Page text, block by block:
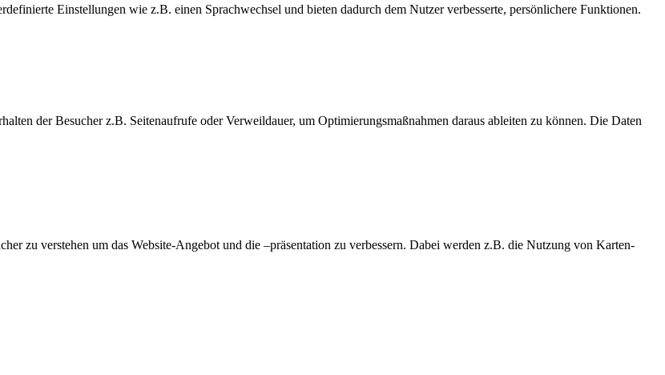
Einstellungen wie z.B. einen Sprachwechsel und bieten dadurch dem Nutzer verbesserte, persönlichere Funktionen.
der Besucher z.B. Seitenaufrufe oder Verweildauer, um Optimierungsmaßnahmen daraus ableiten zu können. Die Daten
zu verstehen um das Website-Angebot und die –präsentation zu verbessern. Dabei werden z.B. die Nutzung von Karten-